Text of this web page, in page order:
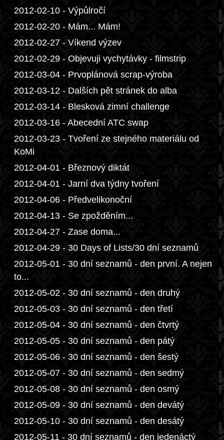
2012-02-10 - Výpůlročí
2012-02-20 - Mám... Mám!
2012-02-27 - Víkend výzev
2012-02-29 - Objevuji vychytávky - filmstrip
2012-03-04 - Prvoplánová scrap-výroba
2012-03-12 - Dalších pět stránek do alba
2012-03-14 - Blesková zimní challenge
2012-03-16 - Abecední ATC swap
2012-03-23 - Tvoření ze stejného materiálu od
KoMi
2012-04-01 - Březnový diktát
2012-04-01 - Jarní dva týdny tvoření
2012-04-06 - Předvelikonoční
2012-04-13 - Se zpožděním...
2012-04-27 - Zase doma...
2012-04-29 - 30 Days of Lists/30 dní seznamů
2012-05-01 - 30 dní seznamů - den první. A nejen
to...
2012-05-02 - 30 dní seznamů - den druhý
2012-05-03 - 30 dní seznamů - den třetí
2012-05-04 - 30 dní seznamů - den čtvrtý
2012-05-05 - 30 dní seznamů - den pátý
2012-05-06 - 30 dní seznamů - den šestý
2012-05-07 - 30 dní seznamů - den sedmý
2012-05-08 - 30 dní seznamů - den osmý
2012-05-09 - 30 dní seznamů - den devátý
2012-05-10 - 30 dní seznamů - den desátý
2012-05-11 - 30 dní seznamů - den jedenáctý